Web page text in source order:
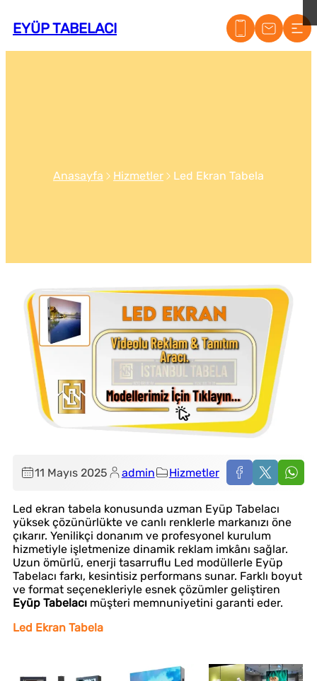
EYÜP TABELACI
Anasayfa Hizmetler Led Ekran Tabela
11 Mayıs 2025 admin Hizmetler
Led ekran tabela konusunda uzman Eyüp Tabelacı
yüksek çözünürlükte ve canlı renklerle markanızı öne
çıkarır. Yenilikçi donanım ve profesyonel kurulum
hizmetiyle işletmenize dinamik reklam imkânı sağlar.
Uzun ömürlü, enerji tasarruflu Led modüllerle Eyüp
Tabelacı farkı, kesintisiz performans sunar. Farklı boyut
ve format seçenekleriyle esnek çözümler geliştiren
Eyüp Tabelacı müşteri memnuniyetini garanti eder.
Led Ekran Tabela